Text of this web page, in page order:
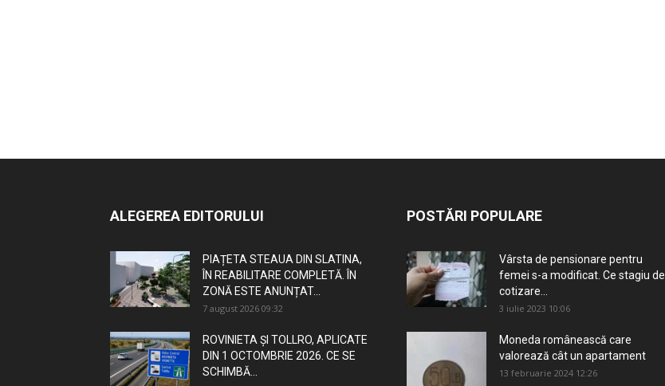
ALEGEREA EDITORULUI
PIAȚETA STEAUA DIN SLATINA,
ÎN REABILITARE COMPLETĂ. ÎN
ZONĂ ESTE ANUNȚAT...
7 august 2026 09:32
ROVINIETA ȘI TOLLRO, APLICATE
DIN 1 OCTOMBRIE 2026. CE SE
SCHIMBĂ...
POSTĂRI POPULARE
Vârsta de pensionare pentru
femei s-a modificat. Ce stagiu de
cotizare...
3 iulie 2023 10:06
Moneda românească care
valorează cât un apartament
13 februarie 2024 12:26